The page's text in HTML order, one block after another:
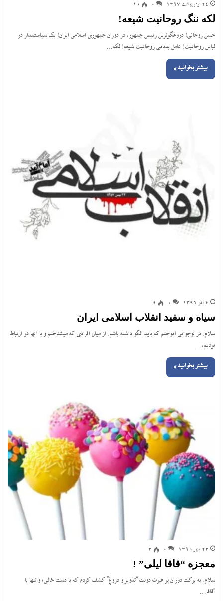
24 اردیبهشت 1397 0
16
لکه ننگ روحانیت شیعه!
حسن روحانی! دروغگوترین رئیس جمهور، در دوران جمهوری اسلامی ایران! یک سیاستمدار در
لباس روحانیت! عامل بدنامی روحانیت شیعه! لکه…
بیشتر بخوانید »
4 آذر 1396 0
4
سیاه و سفید انقلاب اسلامی ایران
سلام. در نوجوانی آموختم که باید الگو داشته باشم. از میان افرادی که میشناختم و با آنها در ارتباط
بودیم،…
بیشتر بخوانید »
23 مهر 1396 0
3
معجزه “قاقا لی‎لی” !
سلام. به برکت دوران پر عبرت دولت “تذویر و دروغ” کشف کردم که با دست خالی؛ و تنها با
“قاقا…